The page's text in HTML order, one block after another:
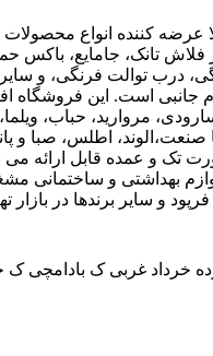
عرضه کننده انواع محصولات
تانک، جامایع، باکس
درب توالت فرنگی، و
جانبی است. این فروشگاه
مروارید، حباب،
صنعت،الوند، اطلس، صبا و
تک و عمده قابل ارائه می
بهداشتی و ساختمانی
و سایر برندها در بازار